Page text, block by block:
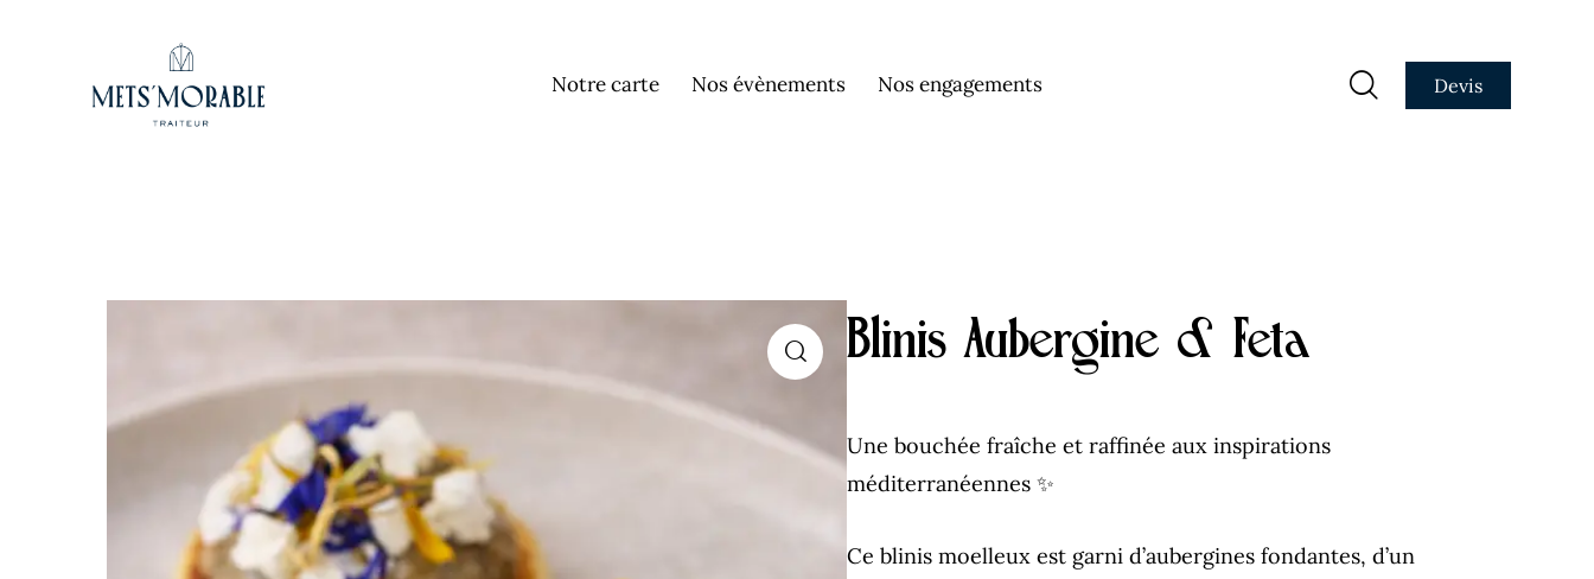
Notre carte Nos évènements Nos engagements Devis
Blinis Aubergine & Feta
Une bouchée fraîche et raffinée aux inspirations
méditerranéennes ✨
Ce blinis moelleux est garni d’aubergines fondantes, d’un